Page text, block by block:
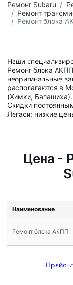
Ремонт Subaru
Ремонт
Ремонт блока
Наши
Ремонт блока
неоригинальные
располагаются в
(Химки, Балашиха).
Скидки
Легаси: низкие
Цена -
Наименование
Ремонт блока АКПП
Прайс-